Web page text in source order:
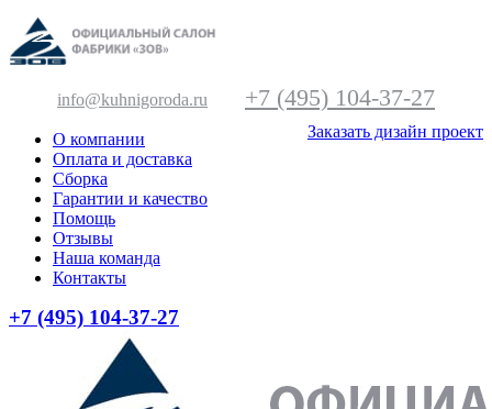
info@kuhnigoroda.ru +7 (495) 104-37-27
Заказать дизайн проект
О компании
Оплата и доставка
Сборка
Гарантии и качество
Помощь
Отзывы
Наша команда
Контакты
+7 (495) 104-37-27